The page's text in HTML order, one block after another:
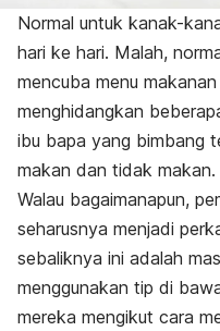
Normal untuk kanak-
hari ke hari. Malah,
mencuba menu
menghidangkan
ibu bapa yang bimbang
makan dan tidak makan.
Walau bagaimanapun,
seharusnya menjadi
sebaliknya ini adalah
menggunakan tip di
mereka mengikut cara